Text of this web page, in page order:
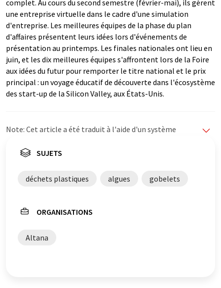
complet. Au cours du second semestre (février-mai), ils gèrent
une entreprise virtuelle dans le cadre d'une simulation
d'entreprise. Les meilleures équipes de la phase du plan
d'affaires présentent leurs idées lors d'événements de
présentation au printemps. Les finales nationales ont lieu en
juin, et les dix meilleures équipes s'affrontent lors de la Foire
aux idées du futur pour remporter le titre national et le prix
principal : un voyage éducatif de découverte dans l'écosystème
des start-up de la Silicon Valley, aux États-Unis.
Note: Cet article a été traduit à l'aide d'un système
propose ces traductions automatiques pour présenter
été traduit avec traduction automatique, il est possible
qu'il contienne des erreurs de vocabulaire, de syntaxe ou
trouvé
.
SUJETS
déchets plastiques algues gobelets
ORGANISATIONS
Altana